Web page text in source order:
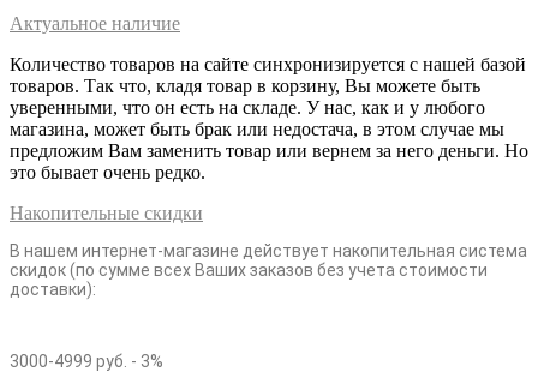
Актуальное наличие
Количество товаров на сайте синхронизируется с нашей базой
товаров. Так что, кладя товар в корзину, Вы можете быть
уверенными, что он есть на складе. У нас, как и у любого
магазина, может быть брак или недостача, в этом случае мы
предложим Вам заменить товар или вернем за него деньги. Но
это бывает очень редко.
Накопительные скидки
В нашем интернет-магазине действует накопительная система
скидок (по сумме всех Ваших заказов без учета стоимости
доставки):
3000-4999 руб. - 3%